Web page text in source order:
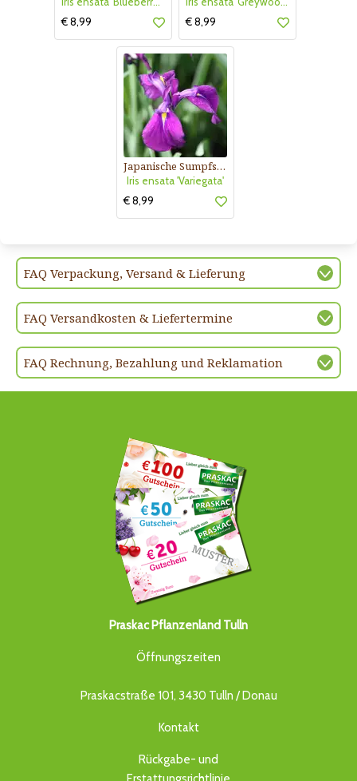
€ 8,99
€ 8,99
Japanische Sumpfschwertlilie
Iris ensata 'Variegata'
€ 8,99
FAQ Verpackung, Versand & Lieferung
FAQ Versandkosten & Liefertermine
FAQ Rechnung, Bezahlung und Reklamation
Praskac Pflanzenland Tulln
Öffnungszeiten
Praskacstraße 101, 3430 Tulln / Donau
Kontakt
Rückgabe- und